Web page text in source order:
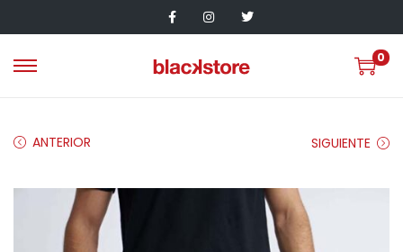
0
ANTERIOR SIGUIENTE